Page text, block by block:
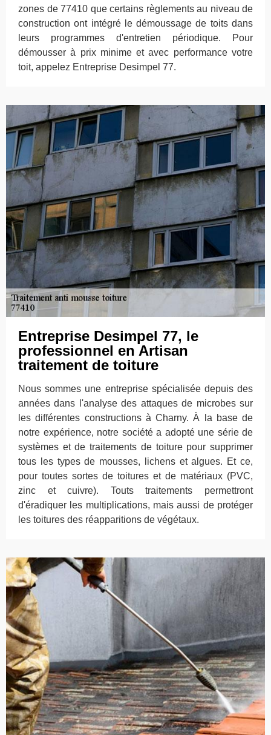
zones de 77410 que certains règlements au niveau de
construction ont intégré le démoussage de toits dans
leurs programmes d'entretien périodique. Pour
démousser à prix minime et avec performance votre
toit, appelez Entreprise Desimpel 77.
Entreprise Desimpel 77, le
professionnel en Artisan
traitement de toiture
Nous sommes une entreprise spécialisée depuis des
années dans l'analyse des attaques de microbes sur
les différentes constructions à Charny. À la base de
notre expérience, notre société a adopté une série de
systèmes et de traitements de toiture pour supprimer
tous les types de mousses, lichens et algues. Et ce,
pour toutes sortes de toitures et de matériaux (PVC,
zinc et cuivre). Touts traitements permettront
d'éradiquer les multiplications, mais aussi de protéger
les toitures des réapparitions de végétaux.